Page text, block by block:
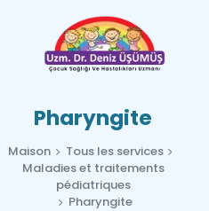
Pharyngite
Maison
Tous les services
Maladies et traitements
pédiatriques
Pharyngite
SPÉCIALISTE DR.
Spécialiste de la santé et
PAGE D'ACCUEIL
HOMÉOPATHIE
LES MALADIES
SUR MOI